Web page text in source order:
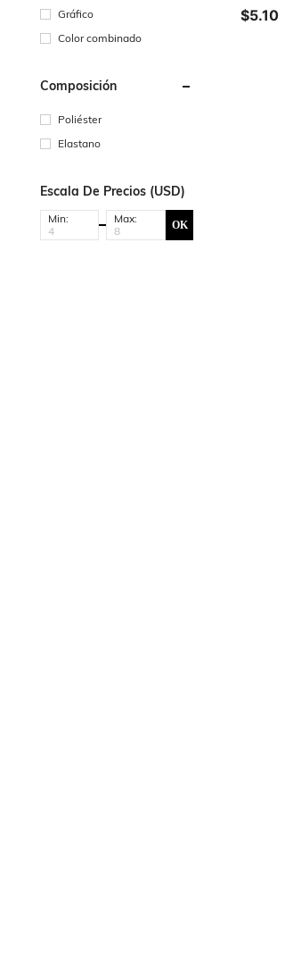
Gráfico
Color combinado
Composición
Poliéster
Elastano
Escala De Precios (USD)
Min: Max: OK
$5.10